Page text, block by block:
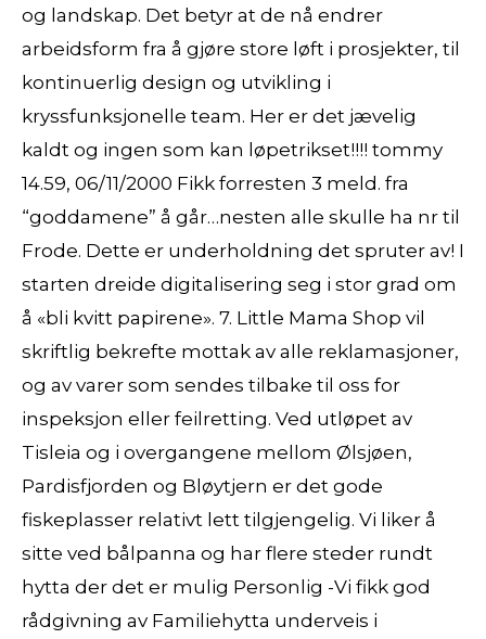
og landskap. Det betyr at de nå endrer
arbeidsform fra å gjøre store løft i prosjekter, til
kontinuerlig design og utvikling i
kryssfunksjonelle team. Her er det jævelig
kaldt og ingen som kan løpetrikset!!!! tommy
14.59, 06/11/2000 Fikk forresten 3 meld. fra
“goddamene” å går…nesten alle skulle ha nr til
Frode. Dette er underholdning det spruter av! I
starten dreide digitalisering seg i stor grad om
å «bli kvitt papirene». 7. Little Mama Shop vil
skriftlig bekrefte mottak av alle reklamasjoner,
og av varer som sendes tilbake til oss for
inspeksjon eller feilretting. Ved utløpet av
Tisleia og i overgangene mellom Ølsjøen,
Pardisfjorden og Bløytjern er det gode
fiskeplasser relativt lett tilgjengelig. Vi liker å
sitte ved bålpanna og har flere steder rundt
hytta der det er mulig Personlig -Vi fikk god
rådgivning av Familiehytta underveis i